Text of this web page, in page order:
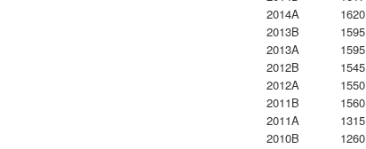
2014A
1620
2013B
1595
2013A
1595
2012B
1545
2012A
1550
2011B
1560
2011A
1315
2010B
1260